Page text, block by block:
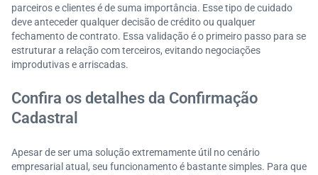
parceiros e clientes é de suma importância. Esse tipo de cuidado
deve anteceder qualquer decisão de crédito ou qualquer
fechamento de contrato. Essa validação é o primeiro passo para se
estruturar a relação com terceiros, evitando negociações
improdutivas e arriscadas.
Confira os detalhes da Confirmação
Cadastral
Apesar de ser uma solução extremamente útil no cenário
empresarial atual, seu funcionamento é bastante simples. Para que